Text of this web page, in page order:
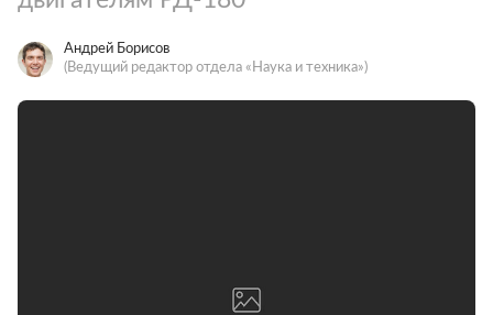
Андрей Борисов
(Ведущий редактор отдела «Наука и техника»)